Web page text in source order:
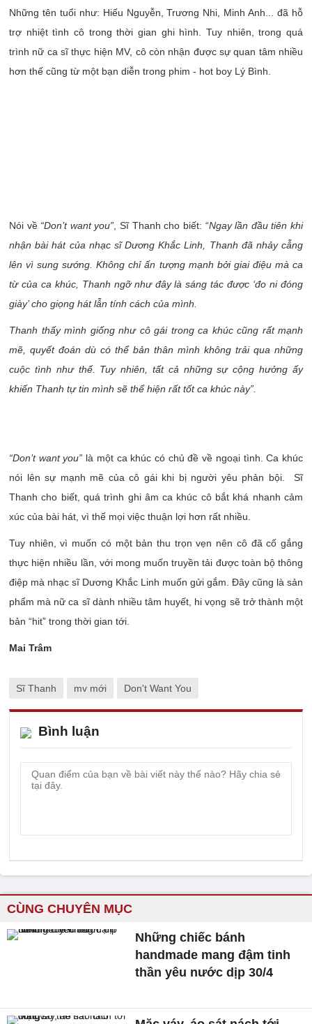
Những tên tuổi như: Hiếu Nguyễn, Trương Nhi, Minh Anh... đã hỗ
trợ nhiệt tình cô trong thời gian ghi hình. Tuy nhiên, trong quá
trình nữ ca sĩ thực hiện MV, cô còn nhận được sự quan tâm nhiều
hơn thế cũng từ một bạn diễn trong phim - hot boy Lý Bình.
Nói về“Don’t want you” , Sĩ Thanh cho biết: “Ngay lần đầu tiên khi
nhận bài hát của nhạc sĩ Dương Khắc Linh, Thanh đã nhảy cẫng
lên vì sung sướng. Không chỉ ấn tượng mạnh bởi giai điệu mà ca
từ của ca khúc, Thanh ngỡ như đây là sáng tác được ‘đo ni đóng
giày’ cho giọng hát lẫn tính cách của mình.
Thanh thấy mình giống như cô gái trong ca khúc cũng rất mạnh
mẽ, quyết đoán dù có thể bản thân mình không trải qua những
cuộc tình như thế. Tuy nhiên, tất cả những sự cộng hưởng ấy
khiến Thanh tự tin mình sẽ thể hiện rất tốt ca khúc này”.
“Don’t want you” là một ca khúc có chủ đề về ngoại tình. Ca khúc
nói lên sự mạnh mẽ của cô gái khi bị người yêu phản bội. Sĩ
Thanh cho biết, quá trình ghi âm ca khúc cô bắt khá nhanh cảm
xúc của bài hát, vì thế mọi việc thuận lợi hơn rất nhiều.
Tuy nhiên, vì muốn có một bản thu trọn vẹn nên cô đã cố gắng
thực hiện nhiều lần, với mong muốn truyền tải được toàn bộ thông
điệp mà nhạc sĩ Dương Khắc Linh muốn gửi gắm. Đây cũng là sản
phẩm mà nữ ca sĩ dành nhiều tâm huyết, hi vọng sẽ trở thành một
bản “hit” trong thời gian tới.
Mai Trâm
Sĩ Thanh mv mới Don't Want You
Bình luận
CÙNG CHUYÊN MỤC
Những chiếc bánh
handmade mang đậm tinh
thần yêu nước dịp 30/4